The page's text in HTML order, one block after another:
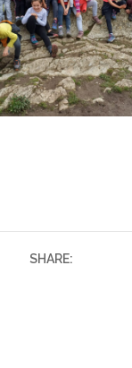
SHARE: